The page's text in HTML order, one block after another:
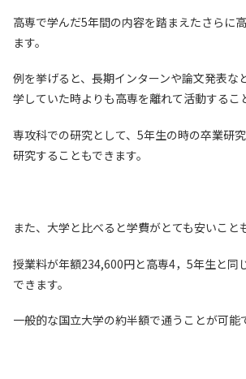
高専で学んだ5年間の内容を踏まえたさらに
ます。
例を挙げると、長期インターンや論文発表な
学していた時よりも高専を離れて活動するこ
専攻科での研究として、5年生の時の卒業研
研究することもできます。
また、大学と比べると学費がとても安いこと
授業料が年額234,600円と高専4，5年生と同
できます。
一般的な国立大学の約半額で通うことが可能